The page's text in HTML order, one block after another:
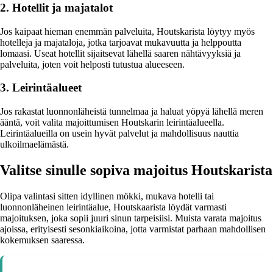
2. Hotellit ja majatalot
Jos kaipaat hieman enemmän palveluita, Houtskarista löytyy myös
hotelleja ja majataloja, jotka tarjoavat mukavuutta ja helppoutta
lomaasi. Useat hotellit sijaitsevat lähellä saaren nähtävyyksiä ja
palveluita, joten voit helposti tutustua alueeseen.
3. Leirintäalueet
Jos rakastat luonnonläheistä tunnelmaa ja haluat yöpyä lähellä meren
ääntä, voit valita majoittumisen Houtskarin leirintäalueella.
Leirintäalueilla on usein hyvät palvelut ja mahdollisuus nauttia
ulkoilmaelämästä.
Valitse sinulle sopiva majoitus Houtskarista
Olipa valintasi sitten idyllinen mökki, mukava hotelli tai
luonnonläheinen leirintäalue, Houtskaarista löydät varmasti
majoituksen, joka sopii juuri sinun tarpeisiisi. Muista varata majoitus
ajoissa, erityisesti sesonkiaikoina, jotta varmistat parhaan mahdollisen
kokemuksen saaressa.